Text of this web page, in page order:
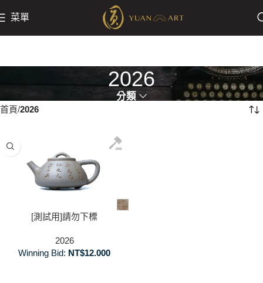
菜單
2026
分類
首頁 2026
[測試用]請勿下標
2026
Winning Bid: NT$12.000